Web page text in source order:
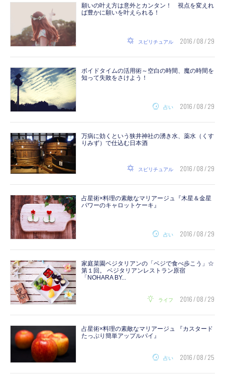
願いの叶え方は意外とカンタン！ 視点を変えれ
ば豊かに願いを叶えられる！
スピリチュアル 2016 / 08 / 29
ボイドタイムの活用術～空白の時間、魔の時間を
知って失敗をさけよう！
占い 2016 / 08 / 29
万病に効くという狭井神社の湧き水、薬水（くす
りみず）で仕込む日本酒
スピリチュアル 2016 / 08 / 29
占星術×料理の素敵なマリアージュ『木星＆金星
パワーのキャロットケーキ』
占い 2016 / 08 / 29
家庭菜園ベジタリアンの「ベジで食べ歩こう」☆
第１回。 ベジタリアンレストラン原宿
「NOHARA BY...
ライフ 2016 / 08 / 29
占星術×料理の素敵なマリアージュ 『カスタード
たっぷり簡単アップルパイ』
占い 2016 / 08 / 25